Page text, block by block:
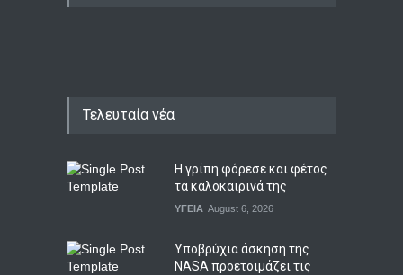
Τελευταία νέα
Η γρίπη φόρεσε και φέτος
τα καλοκαιρινά της
ΥΓΕΙΑ August 6, 2026
Υποβρύχια άσκηση της
NASA προετοιμάζει τις